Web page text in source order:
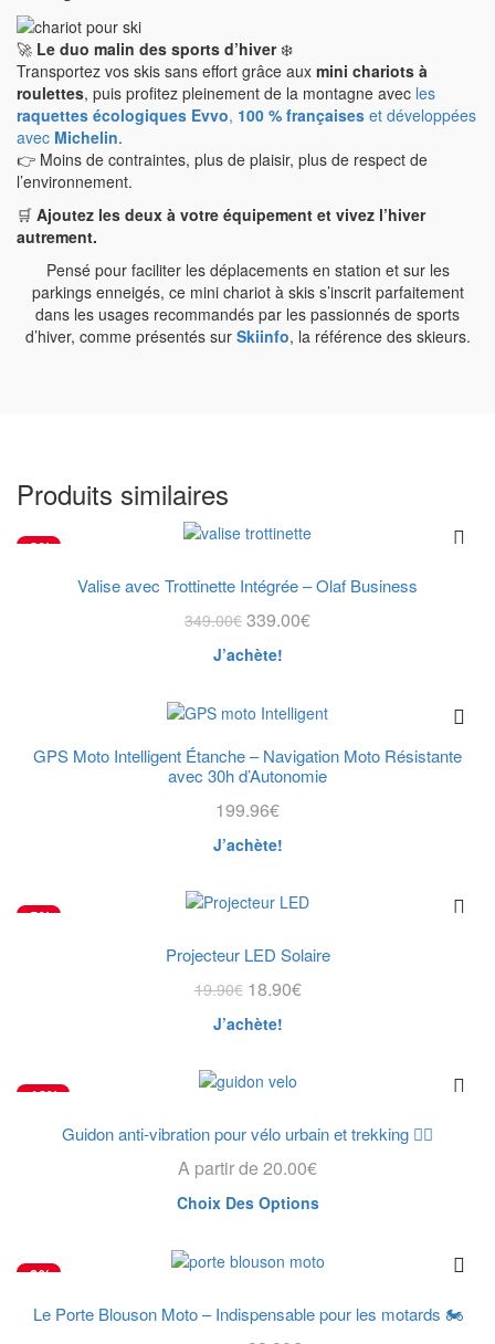
🚀 Le duo malin des sports d’hiver❄️
Transportez vos skis sans effort grâce aux mini chariots à
roulettes, puis profitez pleinement de la montagne avec les
raquettes écologiques Evvo, 100 % françaises et développées
avec Michelin.
👉 Moins de contraintes, plus de plaisir, plus de respect de
l’environnement.
🛒 Ajoutez les deux à votre équipement et vivez l’hiver
autrement.
Pensé pour faciliter les déplacements en station et sur les
parkings enneigés, ce mini chariot à skis s’inscrit parfaitement
dans les usages recommandés par les passionnés de sports
d’hiver, comme présentés sur Skiinfo, la référence des skieurs.
Produits similaires
-3%
Valise avec Trottinette Intégrée – Olaf Business
349.00€ 339.00€
J’achète!
GPS Moto Intelligent Étanche – Navigation Moto Résistante
avec 30h d’Autonomie
199.96€
J’achète!
-5%
Projecteur LED Solaire
19.90€ 18.90€
J’achète!
-13%
Guidon anti-vibration pour vélo urbain et trekking 🚴‍♂️
A partir de 20.00€
Choix Des Options
-3%
Le Porte Blouson Moto – Indispensable pour les motards 🏍️